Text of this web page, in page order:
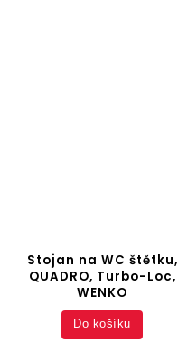
Stojan na WC štětku,
QUADRO, Turbo-Loc,
WENKO
Do košíku